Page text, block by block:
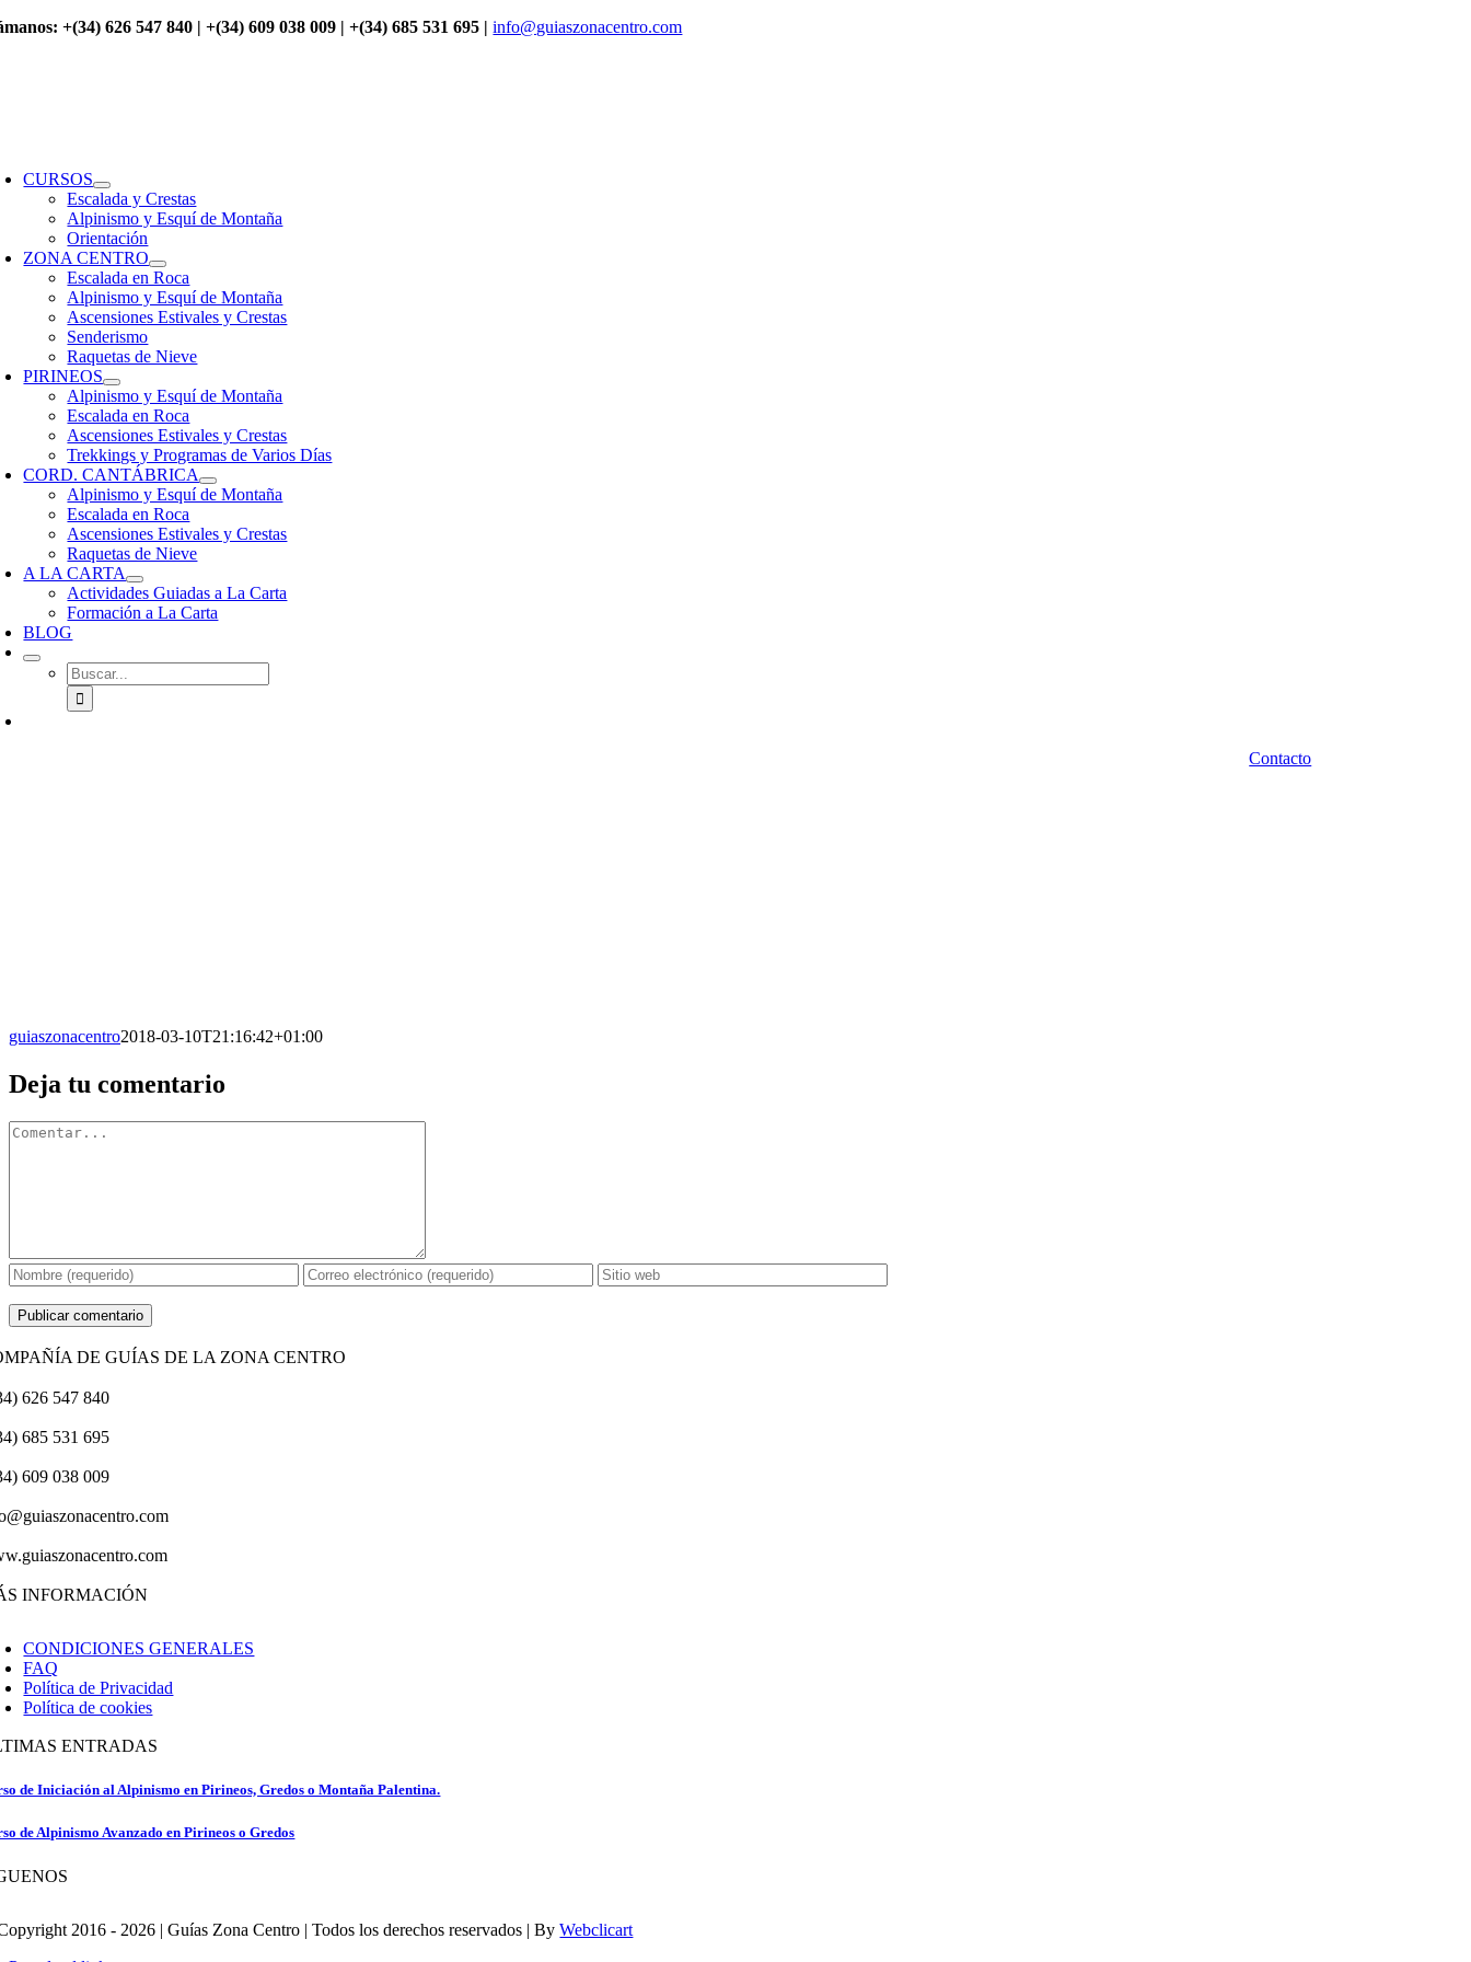
Saltar +(34) 626 547 840 | +(34) 609 038 009 | +(34) 685 531 695 | info@guiaszonacentro.com
CURSOS
Escalada y Crestas
Alpinismo y Esquí de Montaña
Orientación
ZONA CENTRO
Escalada en Roca
Alpinismo y Esquí de Montaña
Ascensiones Estivales y Crestas
Senderismo
Raquetas de Nieve
PIRINEOS
Alpinismo y Esquí de Montaña
Escalada en Roca
Ascensiones Estivales y Crestas
Trekkings y Programas de Varios Días
CORD. CANTÁBRICA
Alpinismo y Esquí de Montaña
Escalada en Roca
Ascensiones Estivales y Crestas
Raquetas de Nieve
A LA CARTA
Actividades Guiadas a La Carta
Formación a La Carta
BLOG
Buscar:
Contacto
guiaszonacentro2018-03-10T21:16:42+01:00
Facebook
X
Reddit
LinkedIn
WhatsApp
Tumblr
Pinterest
Vk
Correo
electrónico
Deja tu comentario
Comentario
DE GUÍAS DE LA ZONA CENTRO
626 547 840
685 531 695
609 038 009
INFORMACIÓN
CONDICIONES GENERALES
FAQ
Política de Privacidad
Política de cookies
ENTRADAS
de Iniciación al Alpinismo en Pirineos, Gredos o Montaña Palentina.
de Alpinismo Avanzado en Pirineos o Gredos
2016 - 2026 | Guías Zona Centro | Todos los derechos reservados | ByWebclicart